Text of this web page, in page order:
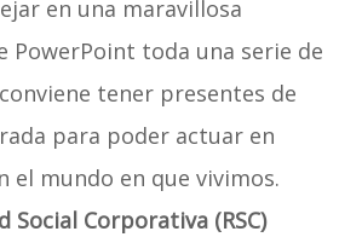
en una maravillosa
PowerPoint toda una serie de
tener presentes de
para poder actuar en
el mundo en que vivimos.
Social Corporativa (RSC)